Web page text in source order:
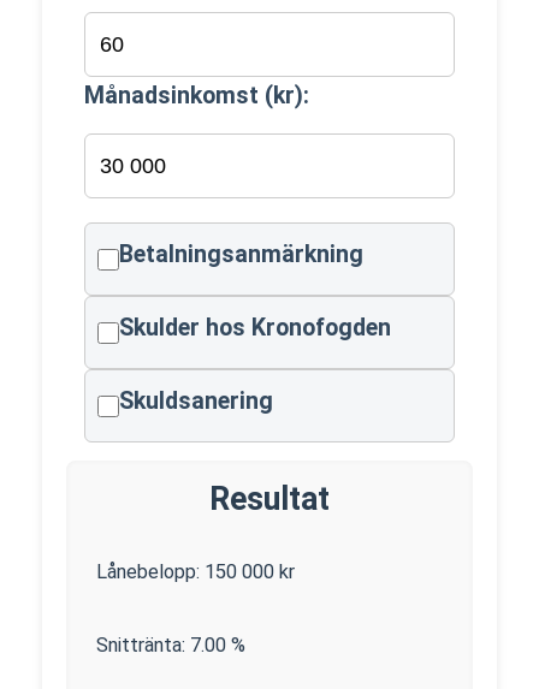
Månadsinkomst (kr):
Betalningsanmärkning
Skulder hos Kronofogden
Skuldsanering
Resultat
Lånebelopp: 150 000 kr
Snittränta: 7.00 %